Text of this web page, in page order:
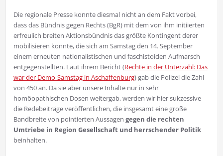
Die regionale Presse konnte diesmal nicht an dem Fakt vorbei,
dass das Bündnis gegen Rechts (BgR) mit dem von ihm initiierten
erfreulich breiten Aktionsbündnis das größte Kontingent derer
mobilisieren konnte, die sich am Samstag den 14. September
einem erneuten nationalistischen und faschistoiden Aufmarsch
entgegenstellten. Laut ihrem Bericht (Rechte in der Unterzahl: Das
war der Demo-Samstag in Aschaffenburg) gab die Polizei die Zahl
von 450 an. Da sie aber unsere Inhalte nur in sehr
homöopathischen Dosen weitergab, werden wir hier sukzessive
die Redebeiträge veröffentlichen, die insgesamt eine große
Bandbreite von pointierten Aussagen gegen die rechten
Umtriebe in Region Gesellschaft und herrschender Politik
beinhalten.